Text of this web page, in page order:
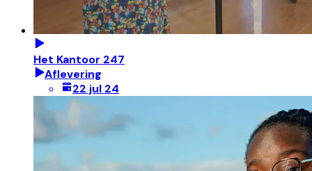
Het Kantoor 247
Aflevering
22 jul 24